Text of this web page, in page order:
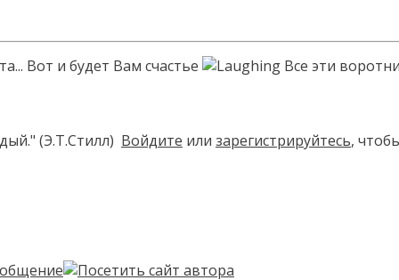
Вот и будет Вам счастье Все эти
(Э.Т.Стилл) Войдите или зарегистрируйтесь,